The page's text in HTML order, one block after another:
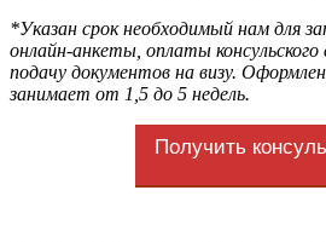
*Указан срок необходимый нам для
онлайн-анкеты, оплаты консульского
подачу документов на визу.
занимает от 1,5 до 5 недель.
Получить